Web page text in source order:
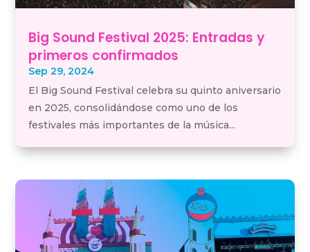
Big Sound Festival 2025: Entradas y
primeros confirmados
Sep 29, 2024
El Big Sound Festival celebra su quinto aniversario
en 2025, consolidándose como uno de los
festivales más importantes de la música...